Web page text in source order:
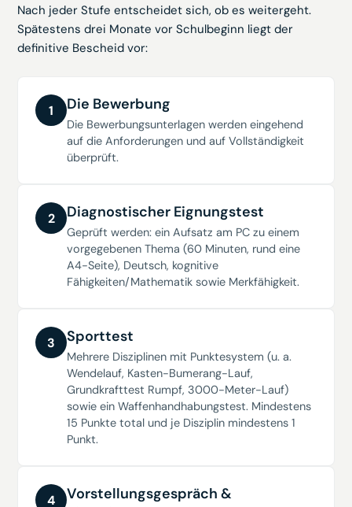
Nach jeder Stufe entscheidet sich, ob es weitergeht.
Spätestens drei Monate vor Schulbeginn liegt der
definitive Bescheid vor:
1 Die Bewerbung
Die Bewerbungsunterlagen werden eingehend
auf die Anforderungen und auf Vollständigkeit
überprüft.
2 Diagnostischer Eignungstest
Geprüft werden: ein Aufsatz am PC zu einem
vorgegebenen Thema (60 Minuten, rund eine
A4-Seite), Deutsch, kognitive
Fähigkeiten/Mathematik sowie Merkfähigkeit.
3 Sporttest
Mehrere Disziplinen mit Punktesystem (u. a.
Wendelauf, Kasten-Bumerang-Lauf,
Grundkrafttest Rumpf, 3000-Meter-Lauf)
sowie ein Waffenhandhabungstest. Mindestens
15 Punkte total und je Disziplin mindestens 1
Punkt.
4
Vorstellungsgespräch &